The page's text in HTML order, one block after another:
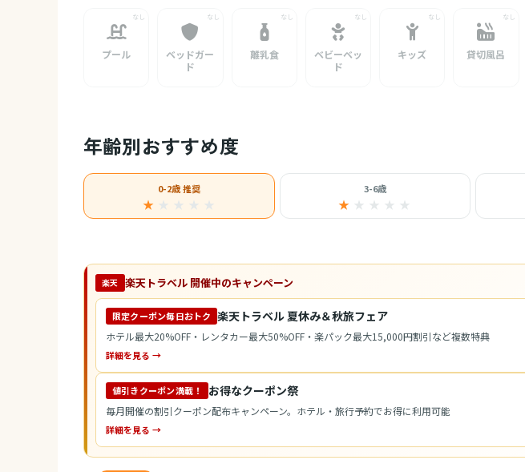
プール
ベッドガー
ド
離乳食
ベビーベッ
ド
キッズ 貸切風呂
年齢別おすすめ度
0-2歳 推奨
★ ★ ★ ★ ★
3-6歳
★ ★ ★ ★ ★
楽天 楽天トラベル 開催中のキャンペーン
限定クーポン毎日おトク 楽天トラベル 夏休み＆秋旅フェア
ホテル最大20%OFF・レンタカー最大50%OFF・楽パック最大15,000円割引など複数特典
詳細を見る →
値引きクーポン満載！ お得なクーポン祭
毎月開催の割引クーポン配布キャンペーン。ホテル・旅行予約でお得に利用可能
詳細を見る →